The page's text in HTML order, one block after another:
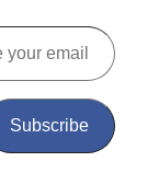
Type
your
email…
Subscribe